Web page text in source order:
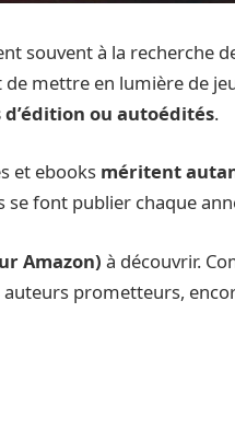
souvent à la recherche
mettre en lumière de
ou autoédités.
et ebooks méritent
font publier chaque
Amazon) à découvrir.
auteurs prometteurs,